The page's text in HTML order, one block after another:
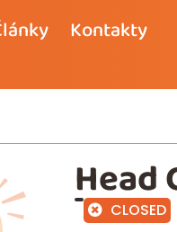
Kontakty
Head
CLOSED